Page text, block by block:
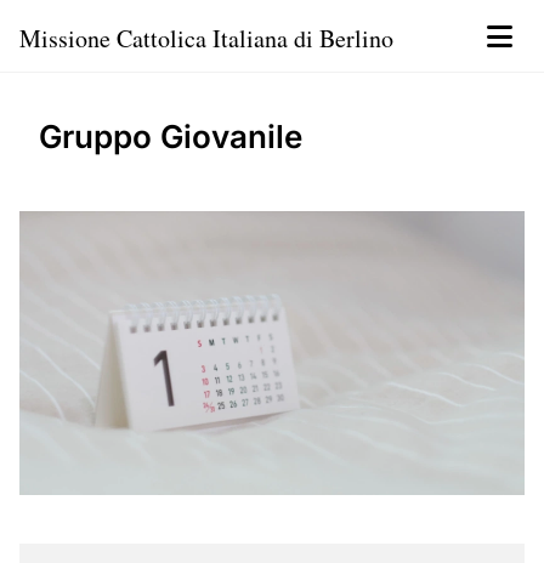
Missione Cattolica Italiana di Berlino
Gruppo Giovanile